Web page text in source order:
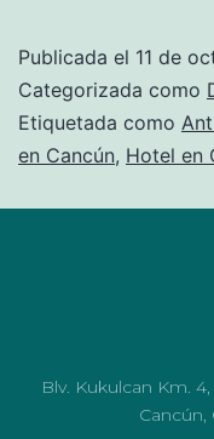
Publicada el 11 de
Categorizada como
Etiquetada como
en Cancún, Hotel en
Blv. Kukulcan Km.